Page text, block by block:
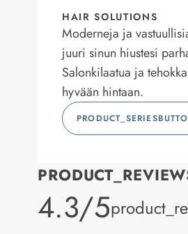
HAIR SOLUTIONS
Moderneja ja
juuri sinun hiustesi
Salonkilaatua ja
hyvään hintaan.
4.3/5